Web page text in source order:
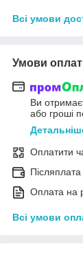
Всі умови
Умови
Ви
або гроші
Оплатити
Післяплата
Оплата на
Всі умови